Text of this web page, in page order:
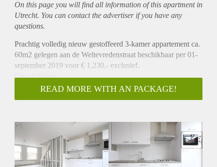
On this page you will find all information of this apartmentin
Utrecht. You can contact the advertiser if you have any
questions.
Prachtig volledig nieuw gestoffeerd 3-kamer appartement ca.
60m2 gelegen aan de Weltevredenstraat beschikbaar per 01-
september 2019 voor € 1.230,- exclusief.
Omschrijving
Dit volledig opgeknapt 3-kamer appartement is gelegen op de
1e en 2e verdieping van het pand. Bij binnenkomst heeft u
inbouwapparatuur. Vanuit de woonkamer heeft u ook nog
toegang tot een klein balkon aan de achterzijde. Middels een
trap in de woonkamer gaat u naar de bovenste verdieping
hier bevinden zich 2 slaapkamers. Ook is de badkamer op
READ MORE WITH AN PACKAGE!